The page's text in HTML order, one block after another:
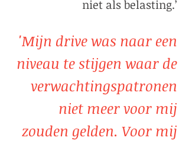
niet als belasting.’
'Mijn drive was naar een
niveau te stijgen waar de
verwachtingspatronen
niet meer voor mij
zouden gelden. Voor mij